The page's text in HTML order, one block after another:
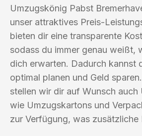
Umzugskönig Pabst
unser attraktives Preis-
bieten dir eine transparente
sodass du immer genau weißt,
dich erwarten. Dadurch kannst
optimal planen und Geld
stellen wir dir auf Wunsch auch
wie Umzugskartons und
zur Verfügung, was zusätzliche